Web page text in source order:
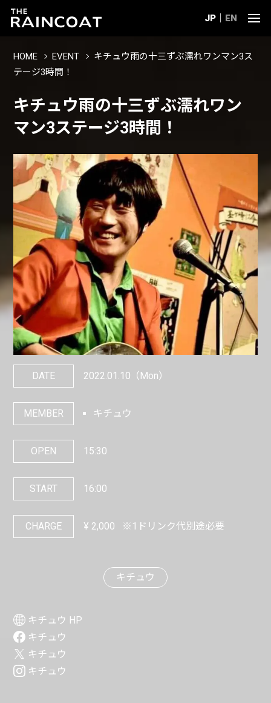
JP EN
HOME EVENT
キチュウ雨の十三ずぶ濡れワンマン3ス
テージ3時間！
キチュウ雨の十三ずぶ濡れワン
マン3ステージ3時間！
DATE 2022.01.10 （Mon）
MEMBER キチュウ
OPEN 15:30
START 16:00
CHARGE ¥ 2,000 ※1ドリンク代別途必要
キチュウ
キチュウ HP
キチュウ
キチュウ
キチュウ